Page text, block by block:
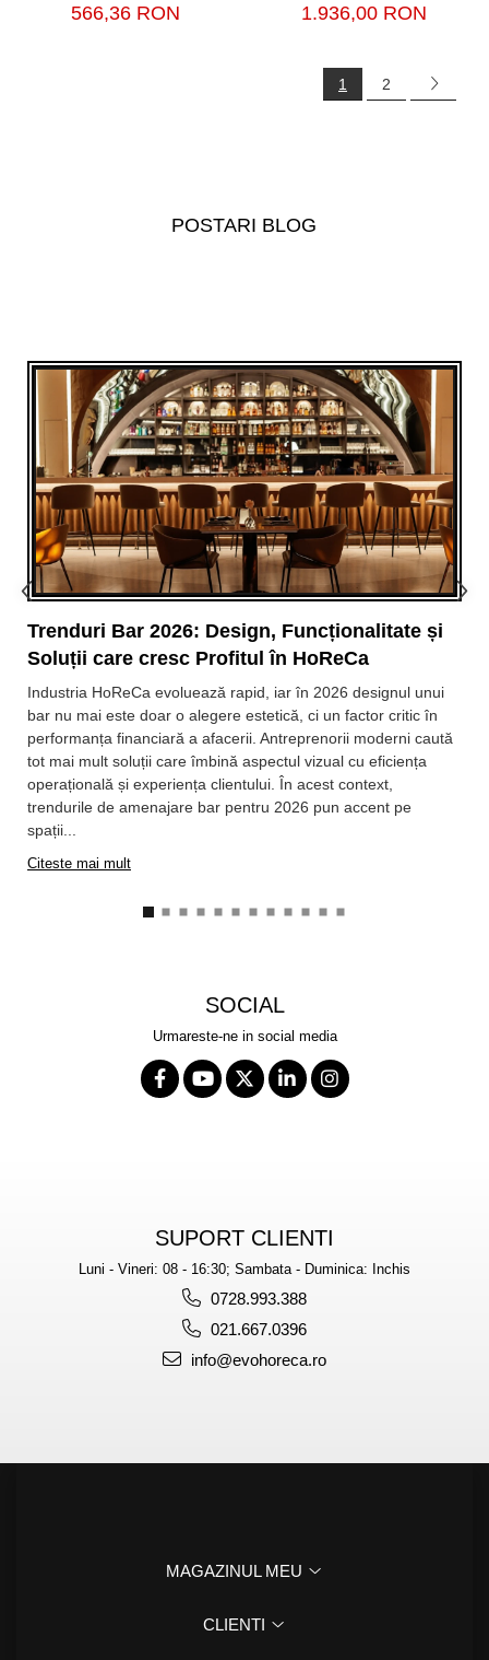
566,36 RON 1.936,00 RON
1 2
POSTARI BLOG
Trenduri Bar 2026: Design, Funcționalitate și
Soluții care cresc Profitul în HoReCa
Industria HoReCa evoluează rapid, iar în 2026 designul unui
bar nu mai este doar o alegere estetică, ci un factor critic în
performanța financiară a afacerii. Antreprenorii moderni caută
tot mai mult soluții care îmbină aspectul vizual cu eficiența
operațională și experiența clientului. În acest context,
trendurile de amenajare bar pentru 2026 pun accent pe
spații...
Citeste mai mult
SOCIAL
Urmareste-ne in social media
SUPORT CLIENTI
Luni - Vineri: 08 - 16:30; Sambata - Duminica: Inchis
0728.993.388
021.667.0396
info@evohoreca.ro
MAGAZINUL MEU
CLIENTI